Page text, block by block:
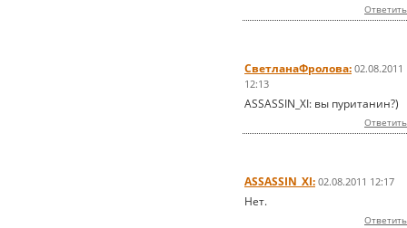
Ответить
СветланаФролова: 02.08.2011
12:13
ASSASSIN_XI: вы пуританин?)
Ответить
ASSASSIN_XI: 02.08.2011 12:17
Нет.
Ответить